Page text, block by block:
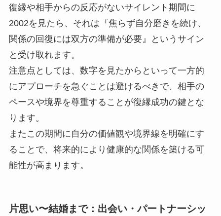
復縁や相手からの反応がないサイレント期間に
2002を見たら、それは『焦らず自分磨きを続け、
関係の回復には双方の準備が必要』というサイン
と受け取れます。
注意点としては、数字を見たからといって一方的
にアプローチを急ぐことは避けるべきで、相手の
ペースや境界を尊重することが復縁成功の鍵とな
ります。
またこの期間に自分の価値観や境界線を明確にす
ることで、将来的により健康的な関係を築ける可
能性が高まります。
片思い〜結婚まで：出会い・パートナーシッ